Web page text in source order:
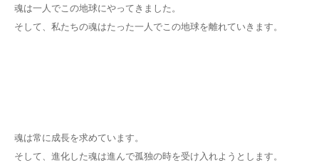
魂は一人でこの地球にやってきました。
そして、私たちの魂はたった一人でこの地球を離れていきます。
魂は常に成長を求めています。
そして、進化した魂は進んで孤独の時を受け入れようとします。